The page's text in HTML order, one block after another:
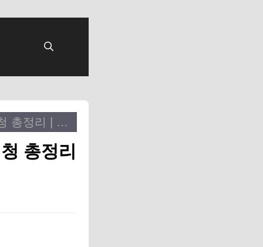
민생회복 지원금 2차 대상자 조회·10만원 신청 총정리 | 9월 22일 시작, 오늘 3분이면 끝
총정리